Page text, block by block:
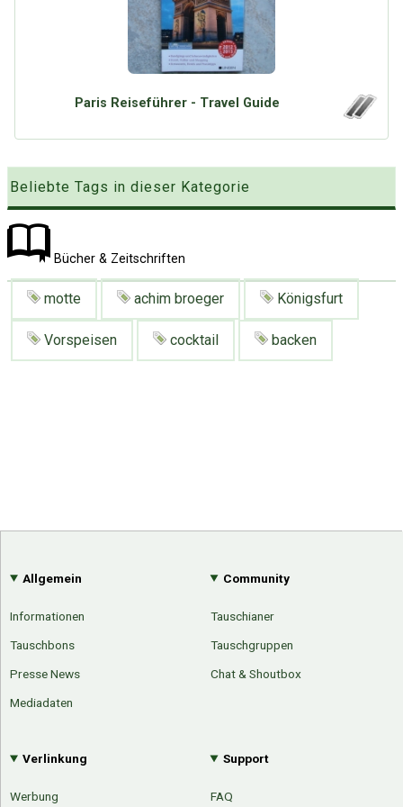
Google
Kategoriewolke
Paris Reiseführer - Travel Guide
Beliebte Tags in dieser Kategorie
Bücher & Zeitschriften
motte achim broeger Königsfurt
Vorspeisen cocktail backen
Allgemein
Informationen
Tauschbons
Presse News
Mediadaten
Community
Tauschianer
Tauschgruppen
Chat & Shoutbox
Verlinkung
Werbung
Support
FAQ